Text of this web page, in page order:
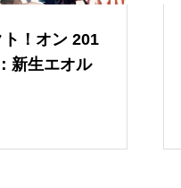
ト！オン 201
新生エオル